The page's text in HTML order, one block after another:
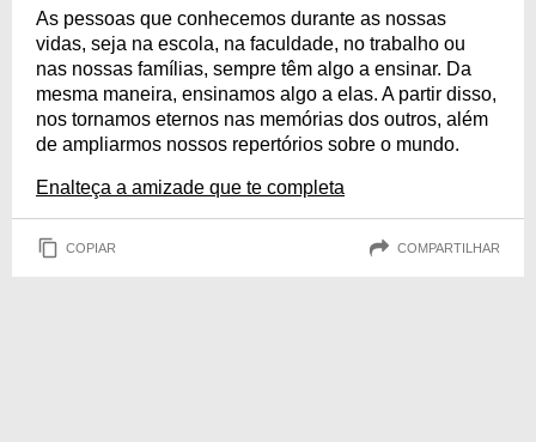
As pessoas que conhecemos durante as nossas
vidas, seja na escola, na faculdade, no trabalho ou
nas nossas famílias, sempre têm algo a ensinar. Da
mesma maneira, ensinamos algo a elas. A partir disso,
nos tornamos eternos nas memórias dos outros, além
de ampliarmos nossos repertórios sobre o mundo.
Enalteça a amizade que te completa
COPIAR COMPARTILHAR